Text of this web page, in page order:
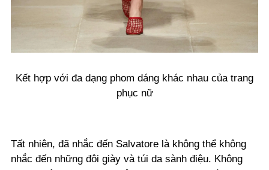
Kết hợp với đa dạng phom dáng khác nhau của trang
phục nữ
Tất nhiên, đã nhắc đến Salvatore là không thể không
nhắc đến những đôi giày và túi da sành điệu. Không